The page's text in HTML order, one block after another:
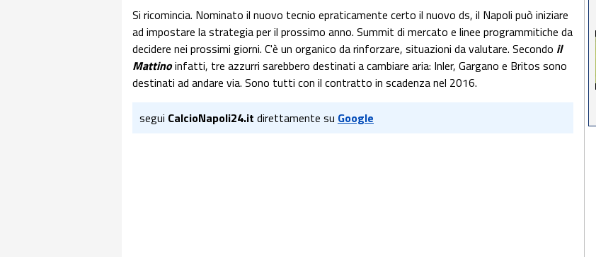
Si ricomincia. Nominato il nuovo tecnio epraticamente certo il nuovo ds, il Napoli può iniziare
ad impostare la strategia per il prossimo anno. Summit di mercato e linee programmitiche da
decidere nei prossimi giorni. C'è un organico da rinforzare, situazioni da valutare. Secondo il
Mattinoinfatti, tre azzurri sarebbero destinati a cambiare aria: Inler, Gargano e Britos sono
destinati ad andare via. Sono tutti con il contratto in scadenza nel 2016.
segui CalcioNapoli24.it direttamente su Google